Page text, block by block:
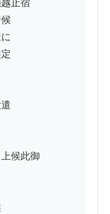
止宿
候此御